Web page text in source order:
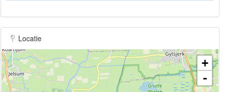
Locatie
+
-